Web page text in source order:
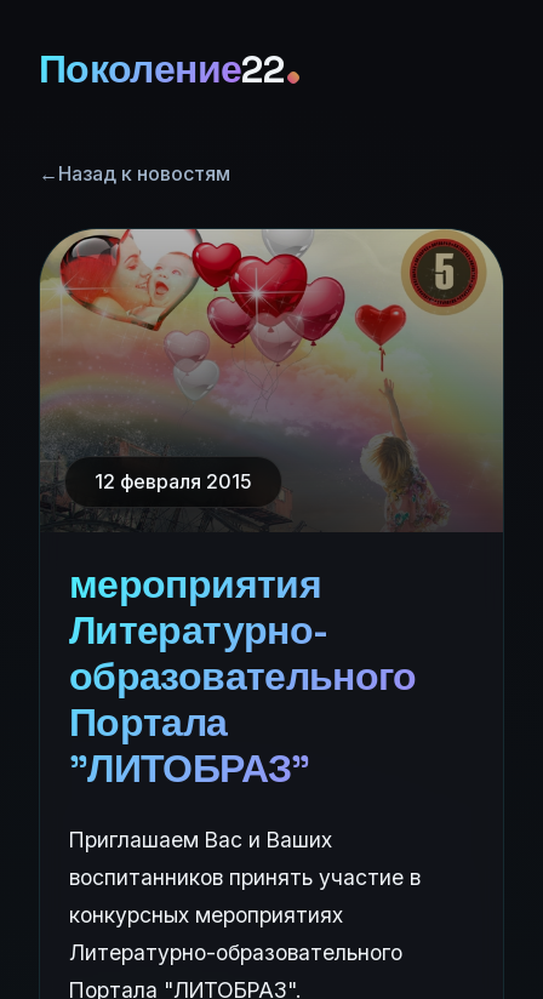
Поколение22
← Назад к новостям
12 февраля 2015
мероприятия
Литературно-
образовательного
Портала
"ЛИТОБРАЗ"
Приглашаем Вас и Ваших
воспитанников принять участие в
конкурсных мероприятиях
Литературно-образовательного
Портала "ЛИТОБРАЗ".